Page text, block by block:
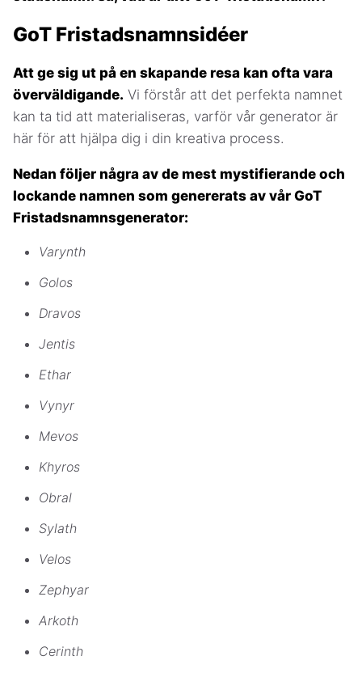
GoT Fristadsnamnsidéer
Att ge sig ut på en skapande resa kan ofta vara
överväldigande. Vi förstår att det perfekta namnet
kan ta tid att materialiseras, varför vår generator är
här för att hjälpa dig i din kreativa process.
Nedan följer några av de mest mystifierande och
lockande namnen som genererats av vår GoT
Fristadsnamnsgenerator:
Varynth
Golos
Dravos
Jentis
Ethar
Vynyr
Mevos
Khyros
Obral
Sylath
Velos
Zephyar
Arkoth
Cerinth